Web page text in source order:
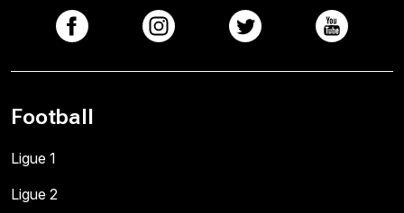
Football
Ligue 1
Ligue 2